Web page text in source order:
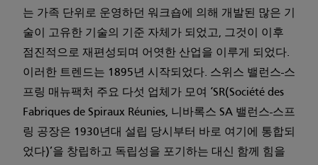
는 가족 단위로 운영하던 워크숍에 의해 개발된 많은 기
술이 고유한 기술의 기준 자체가 되었고, 그것이 이후
점진적으로 재편성되며 어엿한 산업을 이루게 되었다.
이러한 트렌드는 1895년 시작되었다. 스위스 밸런스-스
프링 매뉴팩처 주요 다섯 업체가 모여 ‘SR(Société des
Fabriques de Spiraux Réunies, 니바록스 SA 밸런스-스프
링 공장은 1930년대 설립 당시부터 바로 여기에 통합되
었다)’을 창립하고 독립성을 포기하는 대신 함께 힘을